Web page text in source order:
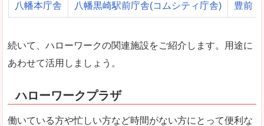
八幡本庁舎 八幡黒崎駅前庁舎(コムシティ庁舎) 豊前
続いて、ハローワークの関連施設をご紹介します。用途に
あわせて活用しましょう。
ハローワークプラザ
働いている方や忙しい方など時間がない方にとって便利な